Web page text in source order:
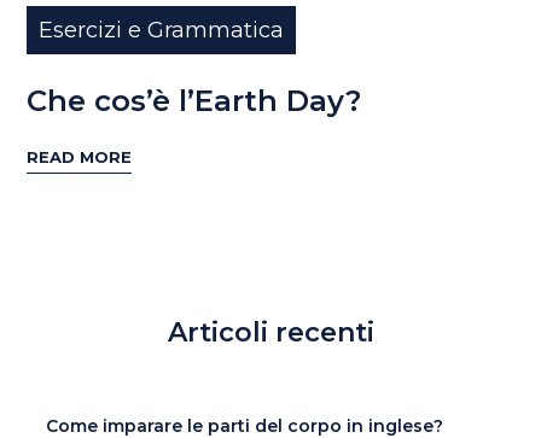
Esercizi e Grammatica
Che cos’è l’Earth Day?
READ MORE
Articoli recenti
Come imparare le parti del corpo in inglese?